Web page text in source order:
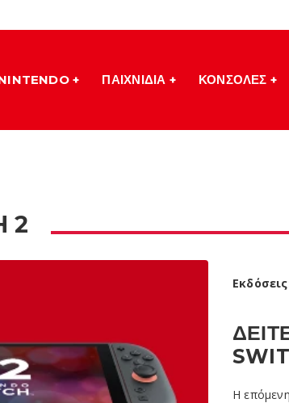
ΠΑΙΧΝΙΔΙΑ ΚΟΝΣΟΛΕΣ
2
Η